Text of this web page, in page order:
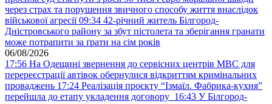
через страх та порушення звичного способу життя внаслідок
військової агресії 09:34 42-річний житель Білгород-
Дністровського району за збут пістолета та зберігання гранати
може потрапити за ґрати на сім років
06/08/2026
17:56 На Одещині звернення до сервісних центрів МВС для
перереєстрації автівок обернулися відкриттям кримінальних
проваджень 17:24 Реалізація проєкту “Ізмаїл. Фабрика-кухня”
перейшла до етапу укладення договору 16:43 У Білгород-